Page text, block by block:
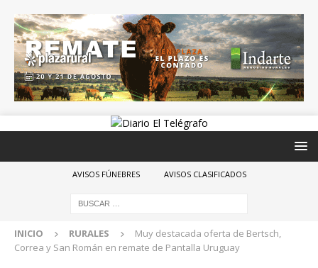
AVISOS FÚNEBRES AVISOS CLASIFICADOS
INICIO RURALES
Muy destacada oferta de Bertsch,
Correa y San Román en remate de Pantalla Uruguay